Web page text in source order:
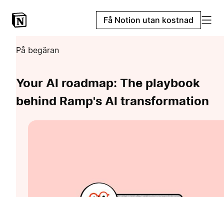
Få Notion utan kostnad
På begäran
Your AI roadmap: The playbook
behind Ramp's AI transformation